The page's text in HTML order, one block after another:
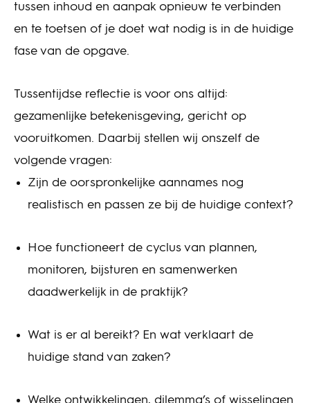
tussen inhoud en aanpak opnieuw te verbinden
en te toetsen of je doet wat nodig is in de huidige
fase van de opgave.
Tussentijdse reflectie is voor ons altijd:
gezamenlijke betekenisgeving, gericht op
vooruitkomen. Daarbij stellen wij onszelf de
volgende vragen:
Zijn de oorspronkelijke aannames nog
realistisch en passen ze bij de huidige context?
Hoe functioneert de cyclus van plannen,
monitoren, bijsturen en samenwerken
daadwerkelijk in de praktijk?
Wat is er al bereikt? En wat verklaart de
huidige stand van zaken?
Welke ontwikkelingen, dilemma’s of wisselingen